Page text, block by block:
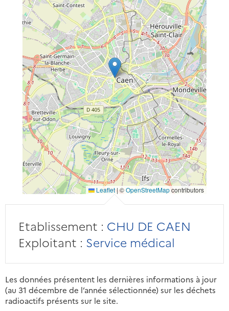
Leaflet | ©OpenStreetMapcontributors
Etablissement : CHU DE CAEN
Exploitant : Service médical
Les données présentent les dernières informations à jour
(au 31 décembre de l’année sélectionnée) sur les déchets
radioactifs présents sur le site.